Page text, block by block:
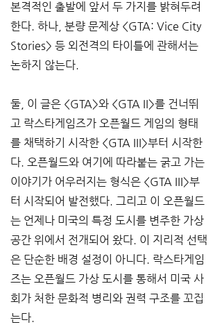
본격적인 출발에 앞서 두 가지를 밝혀두려
한다. 하나, 분량 문제상 <GTA: Vice City
Stories> 등 외전격의 타이틀에 관해서는
논하지 않는다.
둘, 이 글은 <GTA>와 <GTA II>를 건너뛰
고 락스타게임즈가 오픈월드 게임의 형태
를 채택하기 시작한 <GTA III>부터 시작한
다. 오픈월드와 여기에 따라붙는 굵고 가는
이야기가 어우러지는 형식은 <GTA III>부
터 시작되어 발전했다. 그리고 이 오픈월드
는 언제나 미국의 특정 도시를 변주한 가상
공간 위에서 전개되어 왔다. 이 지리적 선택
은 단순한 배경 설정이 아니다. 락스타게임
즈는 오픈월드 가상 도시를 통해서 미국 사
회가 처한 문화적 병리와 권력 구조를 꼬집
는다.